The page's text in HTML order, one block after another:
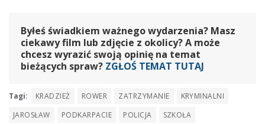
Byłeś świadkiem ważnego wydarzenia? Masz
ciekawy film lub zdjęcie z okolicy? A może
chcesz wyrazić swoją opinię na temat
bieżących spraw? ZGŁOŚ TEMAT TUTAJ
Tagi: KRADZIEŻ ROWER ZATRZYMANIE
KRYMINALNI
JAROSŁAW
PODKARPACIE POLICJA SZKOŁA